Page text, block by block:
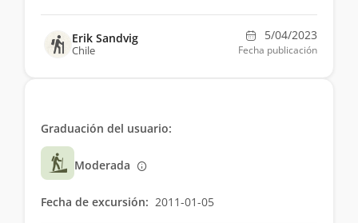
Erik Sandvig
Chile
5/04/2023
Fecha publicación
Graduación del usuario:
Moderada
Fecha de excursión: 2011-01-05